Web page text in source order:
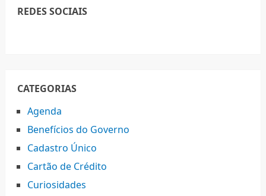
REDES SOCIAIS
CATEGORIAS
Agenda
Benefícios do Governo
Cadastro Único
Cartão de Crédito
Curiosidades